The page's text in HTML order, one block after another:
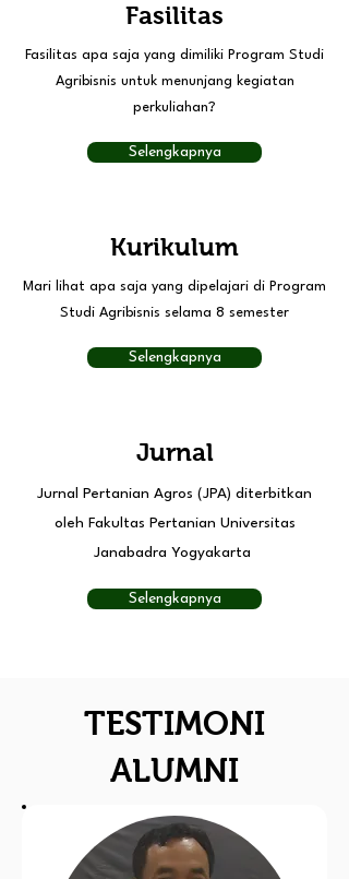
Fasilitas
Fasilitas apa saja yang dimiliki Program Studi
Agribisnis untuk menunjang kegiatan
perkuliahan?
Selengkapnya
Kurikulum
Mari lihat apa saja yang dipelajari di Program
Studi Agribisnis selama 8 semester
Selengkapnya
Jurnal
Jurnal Pertanian Agros (JPA) diterbitkan
oleh Fakultas Pertanian Universitas
Janabadra Yogyakarta
Selengkapnya
TESTIMONI
ALUMNI